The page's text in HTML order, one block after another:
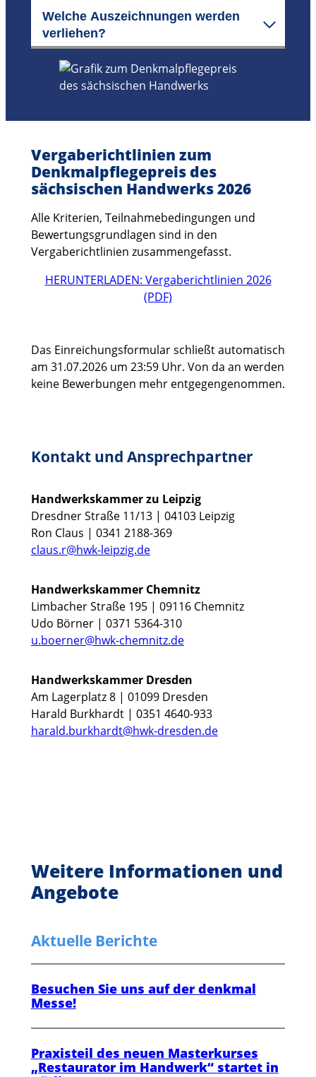
Welche Auszeichnungen werden
verliehen?
Vergaberichtlinien zum
Denkmalpflegepreis des
sächsischen Handwerks 2026
Alle Kriterien, Teilnahmebedingungen und
Bewertungsgrundlagen sind in den
Vergaberichtlinien zusammengefasst.
HERUNTERLADEN: Vergaberichtlinien 2026
(PDF)
Das Einreichungsformular schließt automatisch
am 31.07.2026 um 23:59 Uhr. Von da an werden
keine Bewerbungen mehr entgegengenommen.
Kontakt und Ansprechpartner
Handwerkskammer zu Leipzig
Dresdner Straße 11/13 | 04103 Leipzig
Ron Claus | 0341 2188-369
claus.r@hwk-leipzig.de
Handwerkskammer Chemnitz
Limbacher Straße 195 | 09116 Chemnitz
Udo Börner | 0371 5364-310
u.boerner@hwk-chemnitz.de
Handwerkskammer Dresden
Am Lagerplatz 8 | 01099 Dresden
Harald Burkhardt | 0351 4640-933
harald.burkhardt@hwk-dresden.de
Weitere Informationen und
Angebote
Aktuelle Berichte
Besuchen Sie uns auf der denkmal
Messe!
Praxisteil des neuen Masterkurses
„Restaurator im Handwerk“ startet in